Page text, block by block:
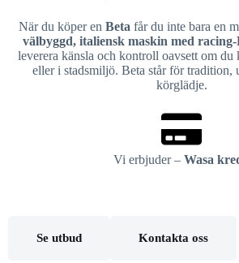
När du köper en Beta får du inte bara en
välbyggd, italiensk maskin med
leverera känsla och kontroll oavsett om du
eller i stadsmiljö. Beta står för tradition,
körglädje.
Vi erbjuder – Wasa
Se utbud Kontakta oss